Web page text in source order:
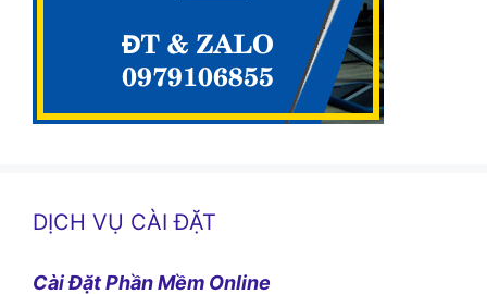
DỊCH VỤ CÀI ĐẶT
Cài Đặt Phần Mềm Online